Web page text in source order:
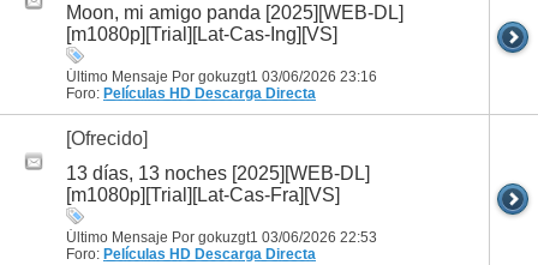
Moon, mi amigo panda [2025][WEB-DL]
[m1080p][Trial][Lat-Cas-Ing][VS]
Último Mensaje Por gokuzgt1 03/06/2026 23:16
Foro: Películas HD Descarga Directa
[Ofrecido]
13 días, 13 noches [2025][WEB-DL]
[m1080p][Trial][Lat-Cas-Fra][VS]
Último Mensaje Por gokuzgt1 03/06/2026 22:53
Foro: Películas HD Descarga Directa